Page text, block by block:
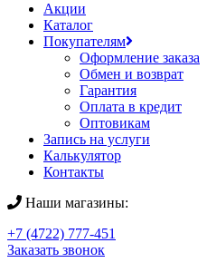
Акции
Каталог
Покупателям
Оформление заказа
Обмен и возврат
Гарантия
Оплата в кредит
Оптовикам
Запись на услуги
Калькулятор
Контакты
Наши магазины:
+7 (4722) 777-451
Заказать звонок